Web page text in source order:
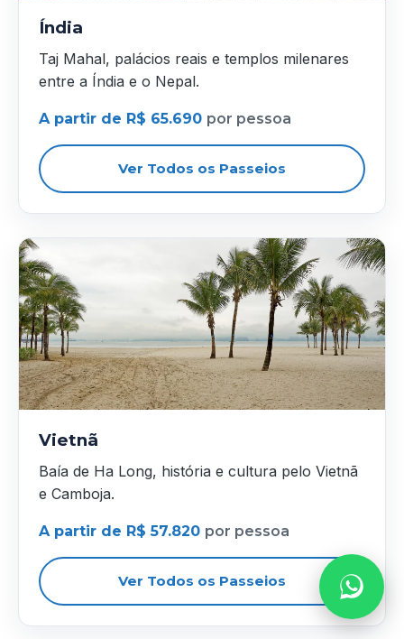
Índia
Taj Mahal, palácios reais e templos milenares
entre a Índia e o Nepal.
A partir de R$ 65.690 por pessoa
Ver Todos os Passeios
Vietnã
Baía de Ha Long, história e cultura pelo Vietnã
e Camboja.
A partir de R$ 57.820 por pessoa
Ver Todos os Passeios